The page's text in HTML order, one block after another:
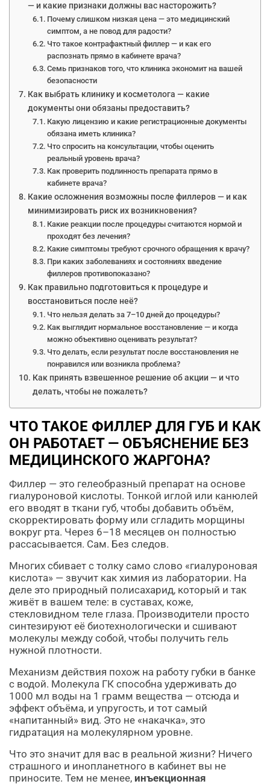
— и какие признаки должны вас насторожить?
Почему слишком низкая цена — это медицинский
симптом, а не повод для радости?
Что такое контрафактный филлер — и как его
распознать прямо в кабинете врача?
Семь признаков того, что клиника экономит на вашей
безопасности
Как выбрать клинику и косметолога — какие
документы они обязаны предоставить?
Какую лицензию и какие регистрационные документы
обязана иметь клиника?
Что спросить на консультации, чтобы оценить
реальный уровень врача?
Как проверить подлинность препарата прямо в
кабинете врача?
Какие осложнения возможны после филлеров — и как
минимизировать риск их возникновения?
Какие реакции после процедуры считаются нормой и
проходят без лечения?
Какие симптомы требуют срочного обращения к врачу?
При каких заболеваниях и состояниях введение
филлеров противопоказано?
Как правильно подготовиться к процедуре и
восстановиться после неё?
Что нельзя делать за 7–10 дней до процедуры?
Как выглядит нормальное восстановление — и когда
можно объективно оценивать результат?
Что делать, если результат после восстановления не
понравился или возникла проблема?
Как принять взвешенное решение об акции — и что
делать, чтобы не пожалеть?
ЧТО ТАКОЕ ФИЛЛЕР ДЛЯ ГУБ И КАК
ОН РАБОТАЕТ — ОБЪЯСНЕНИЕ БЕЗ
МЕДИЦИНСКОГО ЖАРГОНА?
Филлер — это гелеобразный препарат на основе
гиалуроновой кислоты. Тонкой иглой или канюлей
его вводят в ткани губ, чтобы добавить объём,
скорректировать форму или сгладить морщины
вокруг рта. Через 6–18 месяцев он полностью
рассасывается. Сам. Без следов.
Многих сбивает с толку само слово «гиалуроновая
кислота» — звучит как химия из лаборатории. На
деле это природный полисахарид, который и так
живёт в вашем теле: в суставах, коже,
стекловидном теле глаза. Производители просто
синтезируют её биотехнологически и сшивают
молекулы между собой, чтобы получить гель
нужной плотности.
Механизм действия похож на работу губки в банке
с водой. Молекула ГК способна удерживать до
1000 мл воды на 1 грамм вещества — отсюда и
эффект объёма, и упругость, и тот самый
«напитанный» вид. Это не «накачка», это
гидратация на молекулярном уровне.
Что это значит для вас в реальной жизни? Ничего
страшного и инопланетного в кабинет вы не
приносите. Тем не менее, инъекционная